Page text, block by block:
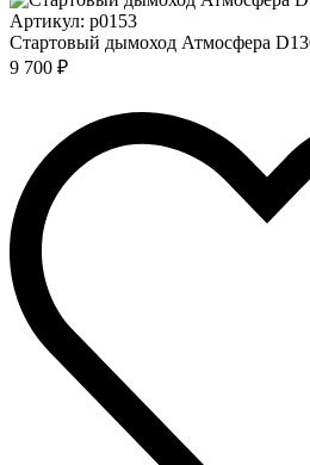
Артикул: p0153
Стартовый дымоход Атмосфера
9 700 ₽